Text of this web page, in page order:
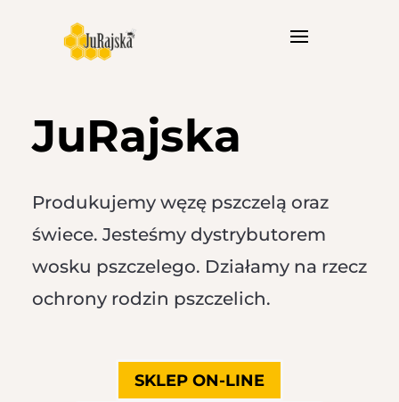
JuRajska
Produkujemy węzę pszczelą oraz
świece. Jesteśmy dystrybutorem
wosku pszczelego. Działamy na rzecz
ochrony rodzin pszczelich.
SKLEP ON-LINE